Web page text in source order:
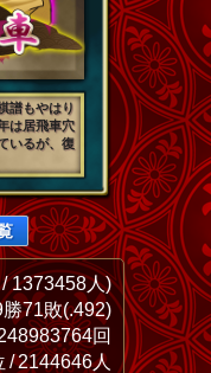
譜もやはり
は居飛車穴
いるが、復
1373458人)
71敗(.492)
回
/ 2144646人